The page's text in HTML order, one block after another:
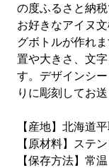
の度ふるさと納
お好きなアイヌ
グボトルが作れ
置や大きさ、文
す。デザインシ
りに彫刻してお送
【産地】北海道
【原材料】ステ
【保存方法】常温